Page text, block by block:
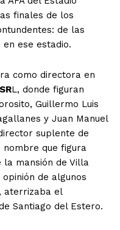
finales de los
de las
en ese estadio.
como directora en
L, donde figuran
Guillermo Luis
y Juan Manuel
suplente de
nombre que figura
mansión de Villa
de algunos
aterrizaba el
Santiago del Estero.